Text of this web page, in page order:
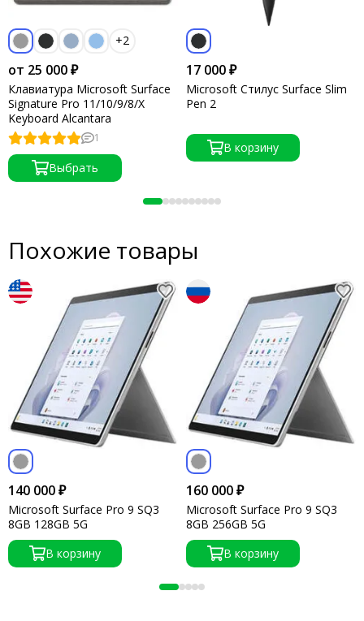
+2
от 25 000 ₽
Клавиатура Microsoft Surface
Signature Pro 11/10/9/8/X
Keyboard Alcantara
1
Выбрать
17 000 ₽
Microsoft Стилус Surface Slim
Pen 2
В корзину
Похожие товары
140 000 ₽
Microsoft Surface Pro 9 SQ3
8GB 128GB 5G
В корзину
160 000 ₽
Microsoft Surface Pro 9 SQ3
8GB 256GB 5G
В корзину